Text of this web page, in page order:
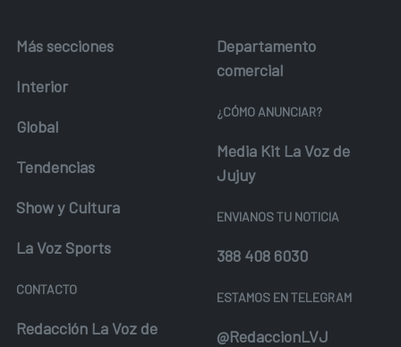
Más secciones
Interior
Global
Tendencias
Show y Cultura
La Voz Sports
CONTACTO
Redacción La Voz de
Departamento
comercial
¿CÓMO ANUNCIAR?
Media Kit La Voz de
Jujuy
ENVIANOS TU NOTICIA
388 408 6030
ESTAMOS EN TELEGRAM
@RedaccionLVJ